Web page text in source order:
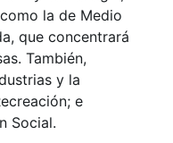
la de Medio
que concentrará
También,
y la
e
Social.